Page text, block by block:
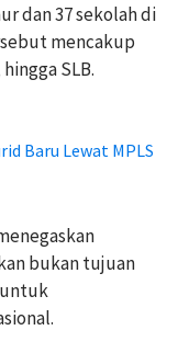
dan 37 sekolah di
mencakup
SLB.
Baru Lewat MPLS
bukan tujuan